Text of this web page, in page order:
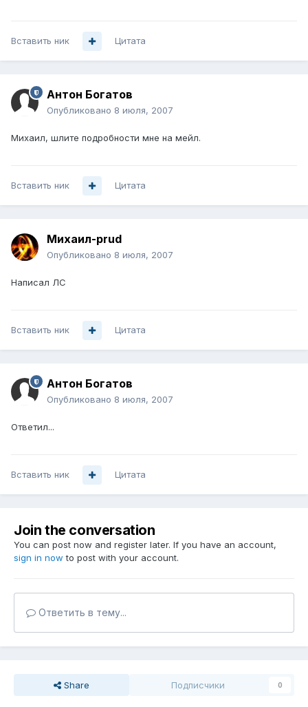
Вставить ник Цитата
Антон Богатов
Опубликовано 8 июля, 2007
Михаил, шлите подробности мне на мейл.
Вставить ник Цитата
Михаил-prud
Опубликовано 8 июля, 2007
Написал ЛС
Вставить ник Цитата
Антон Богатов
Опубликовано 8 июля, 2007
Ответил...
Вставить ник Цитата
Join the conversation
You can post now and register later. If you have an account,
sign in now to post with your account.
Ответить в тему...
Share Подписчики 0